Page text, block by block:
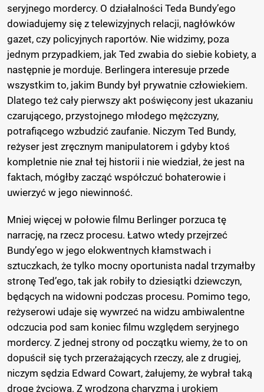
seryjnego mordercy. O działalności Teda Bundy’ego
dowiadujemy się z telewizyjnych relacji, nagłówków
gazet, czy policyjnych raportów. Nie widzimy, poza
jednym przypadkiem, jak Ted zwabia do siebie kobiety, a
następnie je morduje. Berlingera interesuje przede
wszystkim to, jakim Bundy był prywatnie człowiekiem.
Dlatego też cały pierwszy akt poświęcony jest ukazaniu
czarującego, przystojnego młodego mężczyzny,
potrafiącego wzbudzić zaufanie. Niczym Ted Bundy,
reżyser jest zręcznym manipulatorem i gdyby ktoś
kompletnie nie znał tej historii i nie wiedział, że jest na
faktach, mógłby zacząć współczuć bohaterowie i
uwierzyć w jego niewinność.
Mniej więcej w połowie filmu Berlinger porzuca tę
narrację, na rzecz procesu. Łatwo wtedy przejrzeć
Bundy’ego w jego elokwentnych kłamstwach i
sztuczkach, że tylko mocny oportunista nadal trzymałby
stronę Ted’ego, tak jak robiły to dziesiątki dziewczyn,
będących na widowni podczas procesu. Pomimo tego,
reżyserowi udaje się wywrzeć na widzu ambiwalentne
odczucia pod sam koniec filmu względem seryjnego
mordercy. Z jednej strony od początku wiemy, że to on
dopuścił się tych przerażających rzeczy, ale z drugiej,
niczym sędzia Edward Cowart, żałujemy, że wybrał taką
drogę życiową. Z wrodzoną charyzmą i urokiem